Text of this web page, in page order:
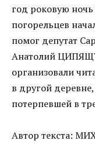
год роковую
погорельцев
помог депутат
Анатолий
организовали
в другой
потерпевшей в
Автор текста: